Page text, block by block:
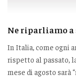
Ne riparliamo a
In Italia, come ogni
rispetto al passato,
mese di agosto sarà